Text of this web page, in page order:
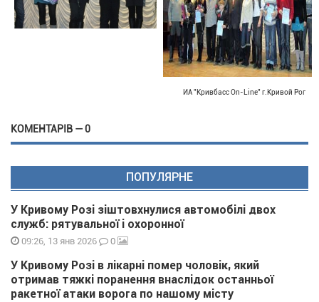
ИА "Кривбасс On-Line" г.Кривой Рог
КОМЕНТАРІВ — 0
ПОПУЛЯРНЕ
У Кривому Розі зіштовхнулися автомобілі двох
служб: рятувальної і охоронної
09:26, 13 янв 2026 0
У Кривому Розі в лікарні помер чоловік, який
отримав тяжкі поранення внаслідок останньої
ракетної атаки ворога по нашому місту